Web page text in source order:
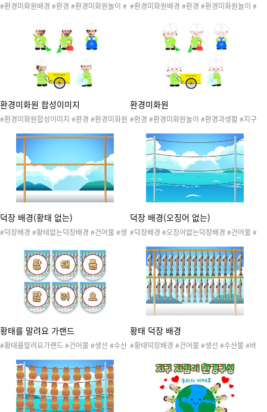
#환경미화원배경 #환경 #환경미화원놀이 #
날 #환경보호 #환경지킴이 #지구지킴이 #재
활용 #리사이클 #플로깅 #환경미화원 #청소
#직업 #환경과생활놀이 #환경과생활활동 #
환경과생활도안 #환경과생활자료 #환경미화
원도안 #환경미화원자료 #환경과생활프로젝
트 #환경과생활배경
#환경미화원배경 #환경 #환경미화원놀이 #
날 #환경보호 #환경지킴이 #지구지킴이 #재
활용 #리사이클 #플로깅 #환경미화원 #청소
#직업 #환경과생활놀이 #환경과생활활동 #
환경과생활도안 #환경과생활자료 #환경미화
원도안 #환경미화원자료 #환경과생활프로젝
트 #환경과생활배경
환경미화원 합성이미지
#환경미화원합성이미지 #환경 #환경미화원
지구의날 #환경보호 #환경지킴이 #지구지킴
이 #재활용 #리사이클 #플로깅 #환경미화원
#청소 #직업 #환경과생활놀이 #환경과생활
활동 #환경과생활도안 #환경과생활자료 #환
경미화원도안 #환경미화원자료 #환경과생활
프로젝트
환경미화원
#환경 #환경미화원놀이 #환경과생활 #지구
경지킴이 #지구지킴이 #재활용 #리사이클 #
플로깅 #환경미화원 #청소 #직업 #환경과생
활놀이 #환경과생활활동 #환경과생활도안 #
환경과생활자료 #환경미화원도안 #환경미화
원자료 #환경과생활프로젝트
덕장 배경(황태 없는)
#덕장배경 #황태없는덕장배경 #건어물 #생
#건어물가게 #건어물가게놀이 #어시장놀이
#생선가게놀이 #가게놀이 #시장놀이 #건어
물도안 #건어물자료 #환경과생활 #우리동네
#건어물가게놀이배경
덕장 배경(오징어 없는)
#덕장배경 #오징어없는덕장배경 #건어물 #
장 #건어물가게 #건어물가게놀이 #어시장놀
이 #생선가게놀이 #가게놀이 #시장놀이 #건
어물도안 #건어물자료 #환경과생활 #우리동
네 #건어물가게놀이배경
황태를 말려요 가랜드
#황태를말려요가랜드 #건어물 #생선 #수산
가게 #건어물가게놀이 #어시장놀이 #생선가
게놀이 #가게놀이 #시장놀이 #건어물도안 #
건어물자료 #환경과생활 #우리동네 #건어물
가게놀이가랜드
황태 덕장 배경
#황태덕장배경 #건어물 #생선 #수산물 #바
건어물가게놀이 #어시장놀이 #생선가게놀이
#가게놀이 #시장놀이 #건어물도안 #건어물
자료 #환경과생활 #우리동네 #건어물가게놀